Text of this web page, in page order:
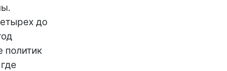
до
политик